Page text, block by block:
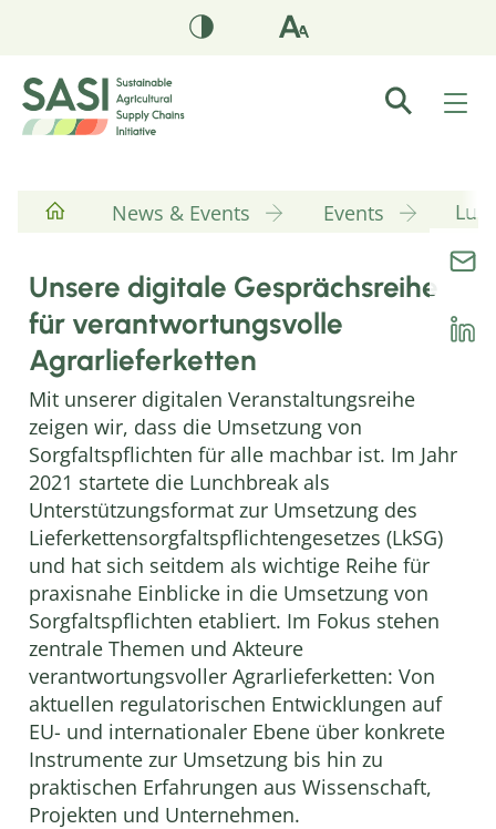
News & Events Events
Unsere digitale Gesprächsreihe
für verantwortungsvolle
Agrarlieferketten
Mit unserer digitalen Veranstaltungsreihe
zeigen wir, dass die Umsetzung von
Sorgfaltspflichten für alle machbar ist. Im Jahr
2021 startete die Lunchbreak als
Unterstützungsformat zur Umsetzung des
Lieferkettensorgfaltspflichtengesetzes (LkSG)
und hat sich seitdem als wichtige Reihe für
praxisnahe Einblicke in die Umsetzung von
Sorgfaltspflichten etabliert. Im Fokus stehen
zentrale Themen und Akteure
verantwortungsvoller Agrarlieferketten: Von
aktuellen regulatorischen Entwicklungen auf
EU- und internationaler Ebene über konkrete
Instrumente zur Umsetzung bis hin zu
praktischen Erfahrungen aus Wissenschaft,
Projekten und Unternehmen.